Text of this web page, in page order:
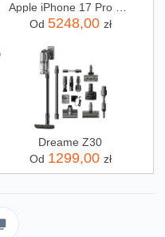
Apple iPhone 17 Pro 256GB Srebrny
Od 5248,00 zł
Dreame Z30
Od 1299,00 zł